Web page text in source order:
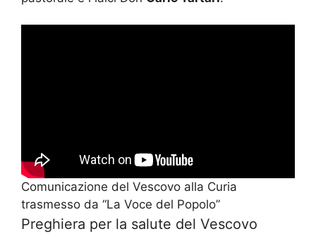
Comunicazione del Vescovo alla Curia
trasmesso da “La Voce del Popolo”
Preghiera per la salute del Vescovo